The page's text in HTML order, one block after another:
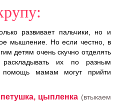
развивает пальчики, но и
мышление. Но если честно, в
детям очень скучно отделять
их по разным
мамам могут прийти
цыпленка (втыкаем